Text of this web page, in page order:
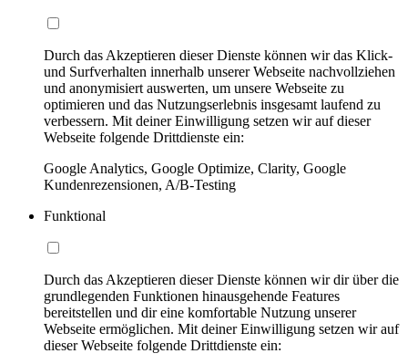
Durch das Akzeptieren dieser Dienste können wir das Klick-
und Surfverhalten innerhalb unserer Webseite nachvollziehen
und anonymisiert auswerten, um unsere Webseite zu
optimieren und das Nutzungserlebnis insgesamt laufend zu
verbessern. Mit deiner Einwilligung setzen wir auf dieser
Webseite folgende Drittdienste ein:
Google Analytics, Google Optimize, Clarity, Google
Kundenrezensionen, A/B-Testing
Funktional
Durch das Akzeptieren dieser Dienste können wir dir über die
grundlegenden Funktionen hinausgehende Features
bereitstellen und dir eine komfortable Nutzung unserer
Webseite ermöglichen. Mit deiner Einwilligung setzen wir auf
dieser Webseite folgende Drittdienste ein: